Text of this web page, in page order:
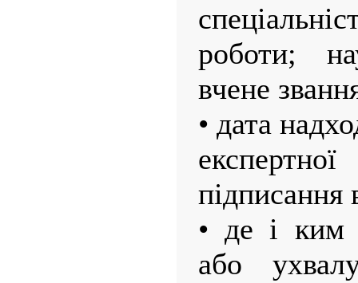
роботи;
вчене
• дата
підписання
• де і ким
або